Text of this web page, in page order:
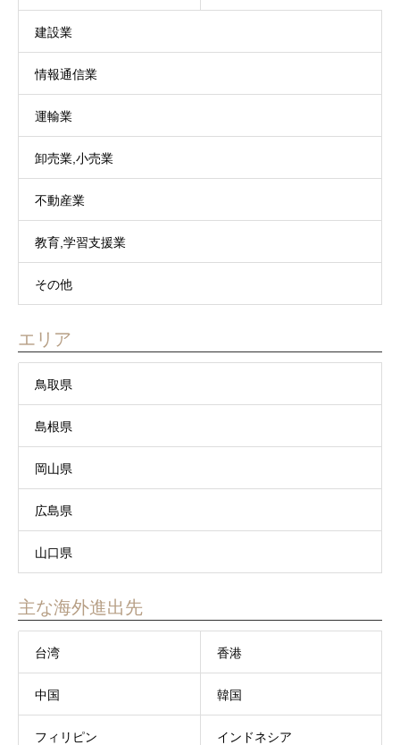
建設業
情報通信業
運輸業
卸売業,小売業
不動産業
教育,学習支援業
その他
エリア
鳥取県
島根県
岡山県
広島県
山口県
主な海外進出先
台湾 香港
中国 韓国
フィリピン インドネシア